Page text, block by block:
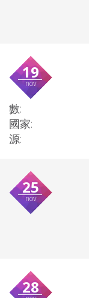
19
nov
數:
國家:
源:
25
nov
28